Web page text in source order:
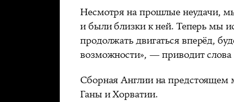
Несмотря на прошлые неудачи,
и были близки к ней. Теперь мы
продолжать двигаться вперёд,
возможности», — приводит
Сборная Англии на
Ганы и Хорватии.